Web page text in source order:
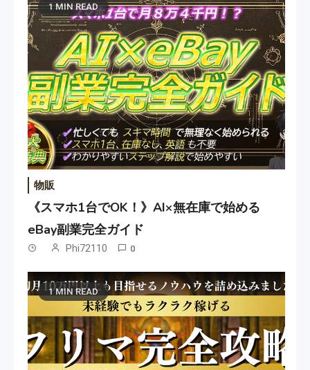
1 MIN READ
物販
《スマホ1台でOK！》AI×無在庫で始める
eBay副業完全ガイド
Phi72110 0
1 MIN READ